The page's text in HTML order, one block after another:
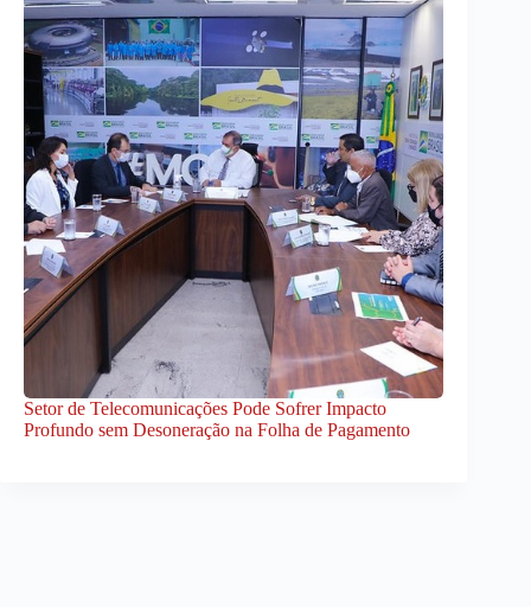
Setor de Telecomunicações Pode Sofrer Impacto
Profundo sem Desoneração na Folha de Pagamento